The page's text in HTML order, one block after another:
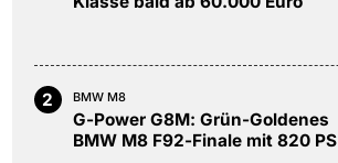
2 BMW M8
G-Power G8M: Grün-Goldenes
BMW M8 F92-Finale mit 820 PS